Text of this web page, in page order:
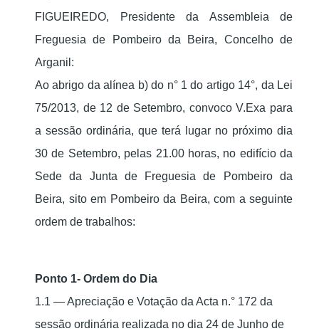
FIGUEIREDO, Presidente da Assembleia de
Freguesia de Pombeiro da Beira, Concelho de
Arganil:
Ao abrigo da alínea b) do n° 1 do artigo 14°, da Lei
75/2013, de 12 de Setembro, convoco V.Exa para
a sessão ordinária, que terá lugar no próximo dia
30 de Setembro, pelas 21.00 horas, no edifício da
Sede da Junta de Freguesia de Pombeiro da
Beira, sito em Pombeiro da Beira, com a seguinte
ordem de trabalhos:
Ponto 1- Ordem do Dia
1.1 — Apreciação e Votação da Acta n.° 172 da
sessão ordinária realizada no dia 24 de Junho de